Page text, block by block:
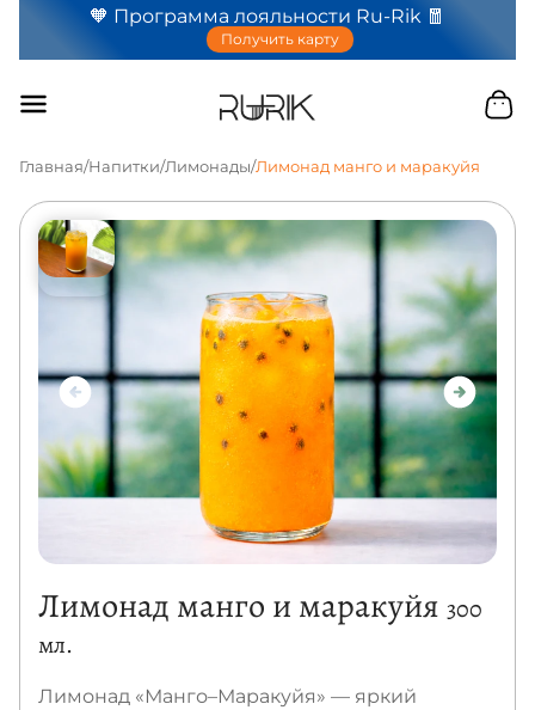
🧡 Программа лояльности Ru-Rik 🧧
Получить карту
Главная/Напитки/Лимонады/Лимонад манго и маракуйя
Лимонад манго и маракуйя 300
мл.
Лимонад «Манго–Маракуйя» — яркий